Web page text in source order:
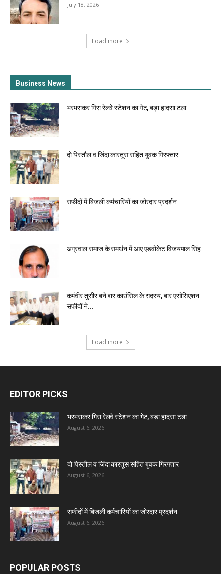
July 18, 2026
Load more
Business News
भरभराकर गिरा रेलवे स्टेशन का गेट, बड़ा हादसा टला
दो पिस्तौल व जिंदा कारतूस सहित युवक गिरफ्तार
सफीदों में बिजली कर्मचारियों का जोरदार प्रदर्शन
अग्रवाल समाज के समर्थन में आए एडवोकेट विजयपाल सिंह
कर्मवीर तुसीर बने बार काउंसिल के सदस्य, बार एसोसिएशन
सफीदों ने...
Load more
EDITOR PICKS
भरभराकर गिरा रेलवे स्टेशन का गेट, बड़ा हादसा टला
August 6, 2026
दो पिस्तौल व जिंदा कारतूस सहित युवक गिरफ्तार
August 6, 2026
सफीदों में बिजली कर्मचारियों का जोरदार प्रदर्शन
August 6, 2026
POPULAR POSTS